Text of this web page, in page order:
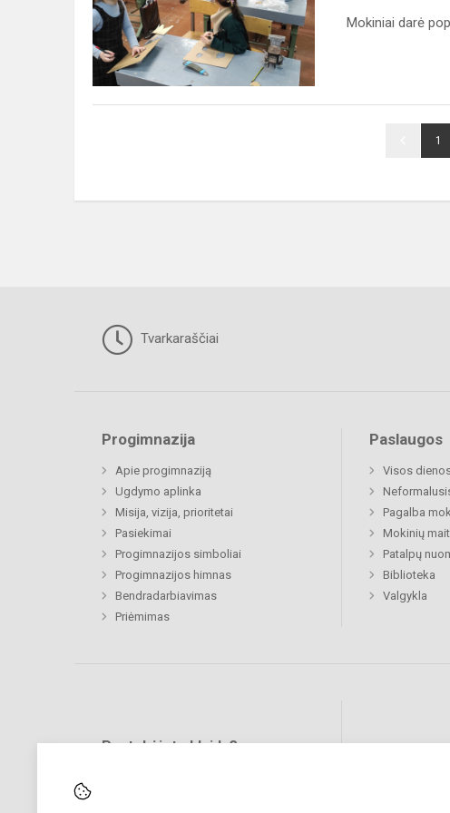
Mokiniai darė
1
Tvarkaraščiai
Progimnazija
Apie progimnaziją
Ugdymo aplinka
Misija, vizija, prioritetai
Pasiekimai
Progimnazijos simboliai
Progimnazijos himnas
Bendradarbiavimas
Priėmimas
Paslaugos
Visos
Pagalba
Mokinių
Patalpų
Biblioteka
Valgykla
Pastebėjote klaidų?